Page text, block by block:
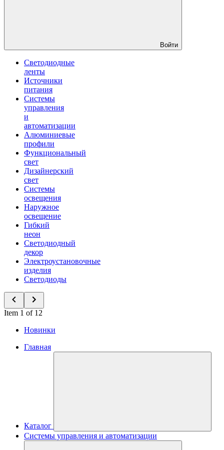
Войти
Светодиодные
ленты
Источники
питания
Системы
управления
и
автоматизации
Алюминиевые
профили
Функциональный
свет
Дизайнерский
свет
Системы
освещения
Наружное
освещение
Гибкий
неон
Светодиодный
декор
Электроустановочные
изделия
Светодиоды
Item 1 of 12
Новинки
Главная
Каталог
Системы управления и автоматизации